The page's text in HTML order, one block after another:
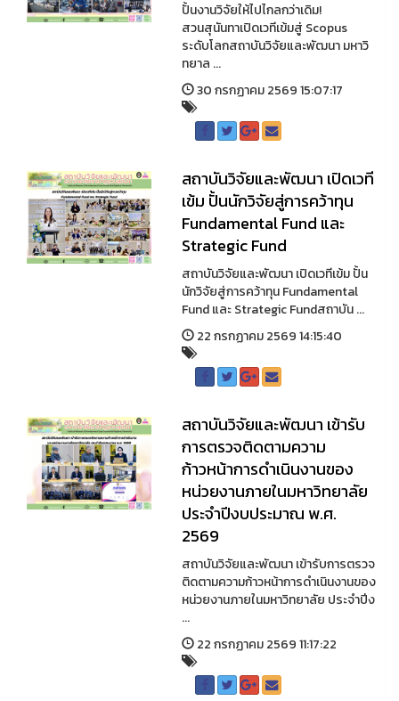
ปั้นงานวิจัยให้ไปไกลกว่าเดิม!
สวนสุนันทาเปิดเวทีเข้มสู่ Scopus
ระดับโลกสถาบันวิจัยและพัฒนา มหาวิ
ทยาล ...
30 กรกฏาคม 2569 15:07:17
สถาบันวิจัยและพัฒนา เปิดเวที
เข้ม ปั้นนักวิจัยสู่การคว้าทุน
Fundamental Fund และ
Strategic Fund
สถาบันวิจัยและพัฒนา เปิดเวทีเข้ม ปั้น
นักวิจัยสู่การคว้าทุน Fundamental
Fund และ Strategic Fundสถาบัน ...
22 กรกฏาคม 2569 14:15:40
สถาบันวิจัยและพัฒนา เข้ารับ
การตรวจติดตามความ
ก้าวหน้าการดำเนินงานของ
หน่วยงานภายในมหาวิทยาลัย
ประจำปีงบประมาณ พ.ศ.
2569
สถาบันวิจัยและพัฒนา เข้ารับการตรวจ
ติดตามความก้าวหน้าการดำเนินงานของ
หน่วยงานภายในมหาวิทยาลัย ประจำปีง
...
22 กรกฏาคม 2569 11:17:22